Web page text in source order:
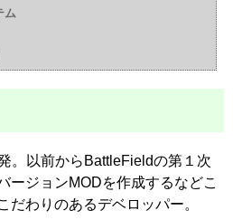
ム
。以前からBattleFieldの第１次
ージョンMODを作成するなどこ
だわりのあるデベロッパー。